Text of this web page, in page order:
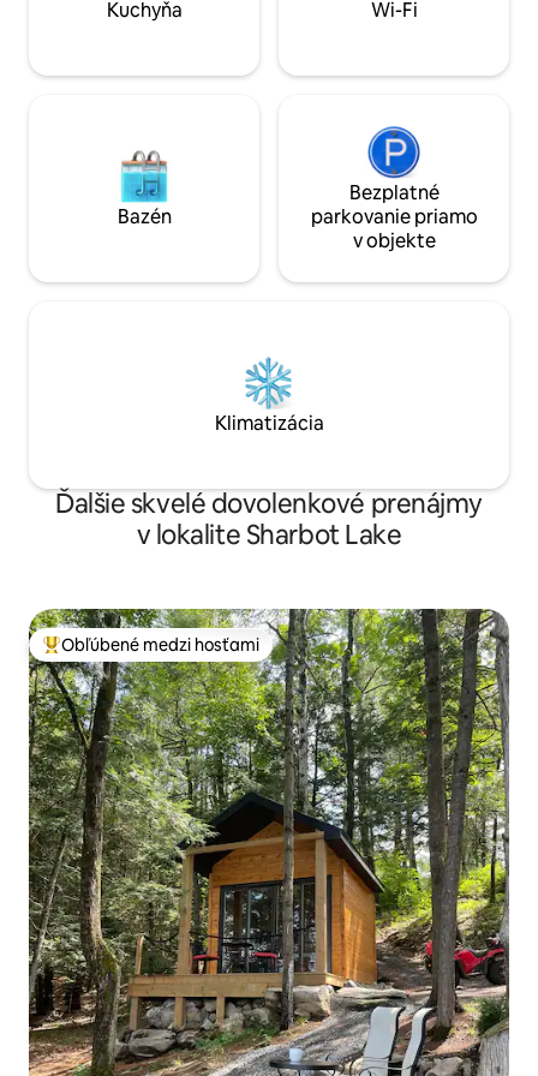
ďalšie osoby, napríklad pre deti.
Kuchyňa Wi-Fi
Bazén
Bezplatné
parkovanie priamo
v objekte
Klimatizácia
Ďalšie skvelé dovolenkové prenájmy
v lokalite Sharbot Lake
Najobľúbenejšie medzi hosťami
Obľúbené medzi hosťami